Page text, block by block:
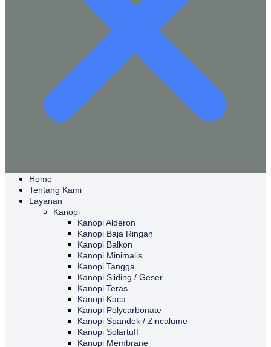
Home
Tentang Kami
Layanan
Kanopi
Kanopi Alderon
Kanopi Baja Ringan
Kanopi Balkon
Kanopi Minimalis
Kanopi Tangga
Kanopi Sliding / Geser
Kanopi Teras
Kanopi Kaca
Kanopi Polycarbonate
Kanopi Spandek / Zincalume
Kanopi Solartuff
Kanopi Membrane